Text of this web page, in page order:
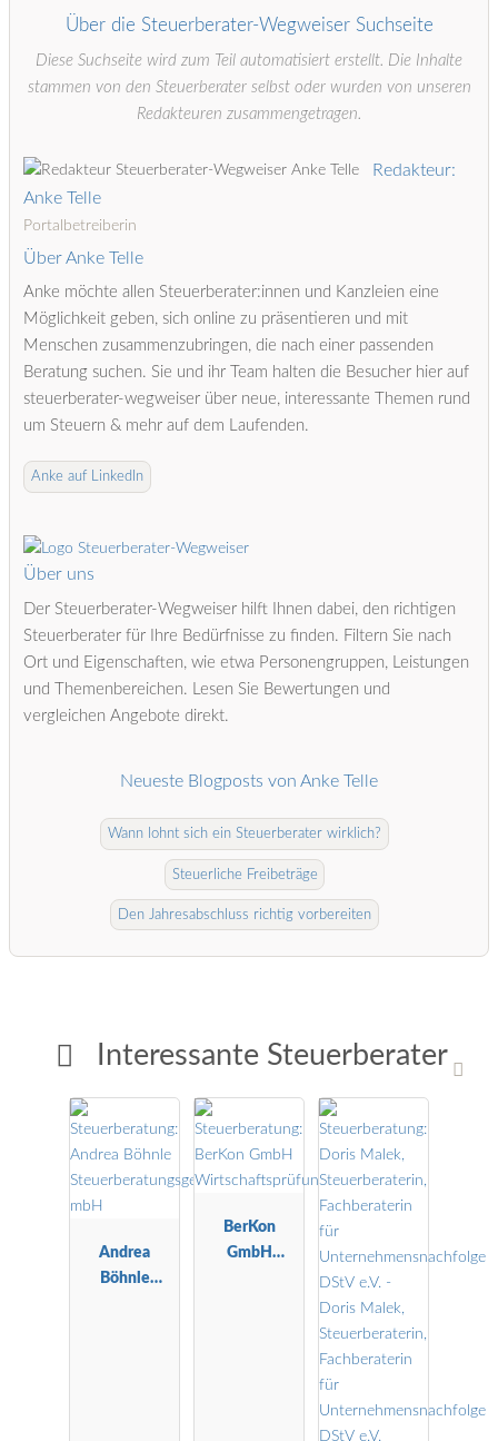
Interessante Steuerberater
Andrea
Böhnle
BerKon
GmbH
Über die Steuerberater-Wegweiser Suchseite
Diese Suchseite wird zum Teil automatisiert erstellt. Die Inhalte
stammen von den Steuerberater selbst oder wurden von unseren
Redakteuren zusammengetragen.
Redakteur:
Anke Telle
Portalbetreiberin
Über Anke Telle
Anke möchte allen Steuerberater:innen und Kanzleien eine
Möglichkeit geben, sich online zu präsentieren und mit
Menschen zusammenzubringen, die nach einer passenden
Beratung suchen. Sie und ihr Team halten die Besucher hier auf
steuerberater-wegweiser über neue, interessante Themen rund
um Steuern & mehr auf dem Laufenden.
Anke auf LinkedIn
Über uns
Der Steuerberater-Wegweiser hilft Ihnen dabei, den richtigen
Steuerberater für Ihre Bedürfnisse zu finden. Filtern Sie nach
Ort und Eigenschaften, wie etwa Personengruppen, Leistungen
und Themenbereichen. Lesen Sie Bewertungen und
vergleichen Angebote direkt.
Neueste Blogposts von Anke Telle
Wann lohnt sich ein Steuerberater wirklich?
Steuerliche Freibeträge
Den Jahresabschluss richtig vorbereiten